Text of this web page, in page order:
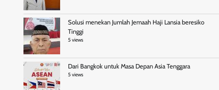
Solusi menekan Jumlah Jemaah Haji Lansia beresiko
Tinggi
5 views
Dari Bangkok untuk Masa Depan Asia Tenggara
5 views